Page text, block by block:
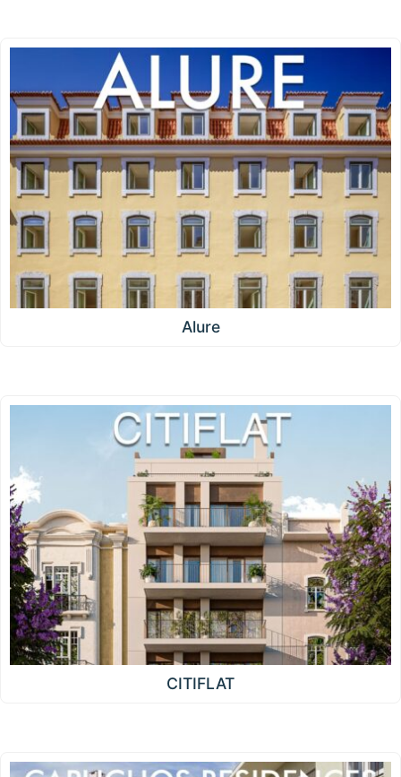
Alure
CITIFLAT